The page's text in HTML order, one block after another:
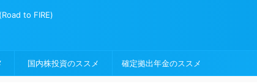
to FIRE)
国内株投資のススメ 確定拠出年金のススメ